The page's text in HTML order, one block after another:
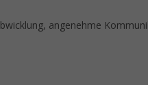
angenehme